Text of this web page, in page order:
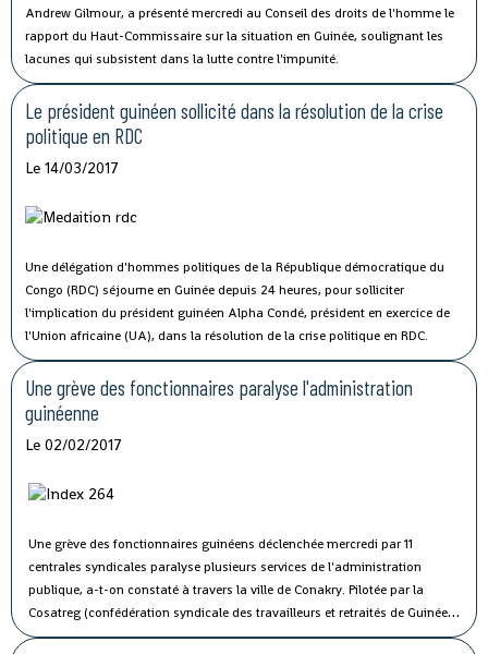
Andrew Gilmour, a présenté mercredi au Conseil des droits de l'homme le
rapport du Haut-Commissaire sur la situation en Guinée, soulignant les
lacunes qui subsistent dans la lutte contre l'impunité.
Le président guinéen sollicité dans la résolution de la crise
politique en RDC
Le 14/03/2017
Une délégation d'hommes politiques de la République démocratique du
Congo (RDC) séjourne en Guinée depuis 24 heures, pour solliciter
l'implication du président guinéen Alpha Condé, président en exercice de
l'Union africaine (UA), dans la résolution de la crise politique en RDC.
Une grève des fonctionnaires paralyse l'administration
guinéenne
Le 02/02/2017
Une grève des fonctionnaires guinéens déclenchée mercredi par 11
centrales syndicales paralyse plusieurs services de l'administration
publique, a-t-on constaté à travers la ville de Conakry. Pilotée par la
Cosatreg (confédération syndicale des travailleurs et retraités de Guinée)
et 10 centrales syndicales, la grève générale d'avertissement de 7 jours